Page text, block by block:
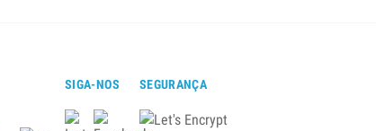
SIGA-NOS SEGURANÇA